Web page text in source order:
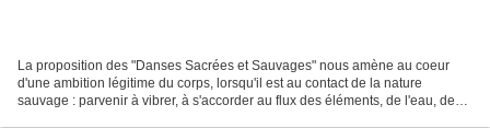
La proposition des "Danses Sacrées et Sauvages" nous amène au coeur
d'une ambition légitime du corps, lorsqu'il est au contact de la nature
sauvage : parvenir à vibrer, à s'accorder au flux des éléments, de l'eau, de